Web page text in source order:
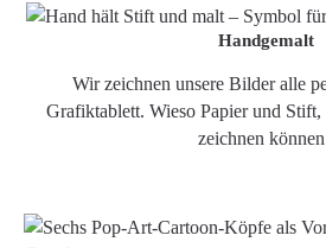
Handgemalt
Wir zeichnen unsere Bilder alle
Grafiktablett. Wieso Papier und
zeichnen